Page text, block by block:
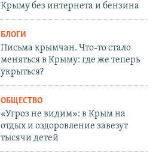
Крыму без интернета и бензина
БЛОГИ
Письма крымчан. Что-то стало
меняться в Крыму: где же теперь
укрыться?
ОБЩЕСТВО
«Угроз не видим»: в Крым на
отдых и оздоровление завезут
тысячи детей